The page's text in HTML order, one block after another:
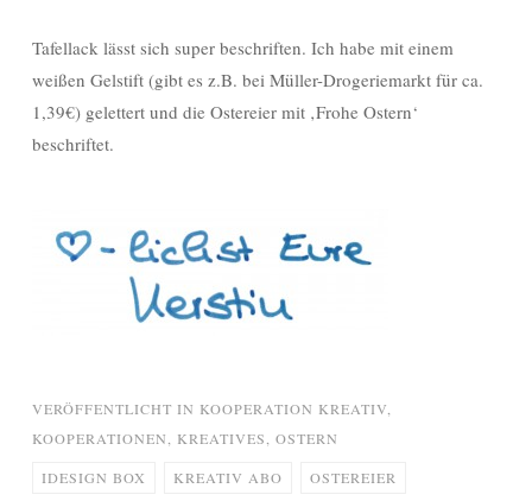
Tafellack lässt sich super beschriften. Ich habe mit einem
weißen Gelstift (gibt es z.B. bei Müller-Drogeriemarkt für ca.
1,39€) gelettert und die Ostereier mit ‚Frohe Ostern‘
beschriftet.
VERÖFFENTLICHT IN KOOPERATION KREATIV
KOOPERATIONEN
KREATIVES OSTERN
IDESIGN BOX KREATIV ABO OSTEREIER